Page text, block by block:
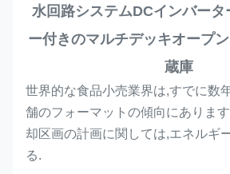
水回路システムDCインバー
ー付きのマルチデッキオープ
蔵庫
世界的な食品小売業界は,すでに数
舗のフォーマットの傾向にありま
却区画の計画に関しては,エネルギ
る.